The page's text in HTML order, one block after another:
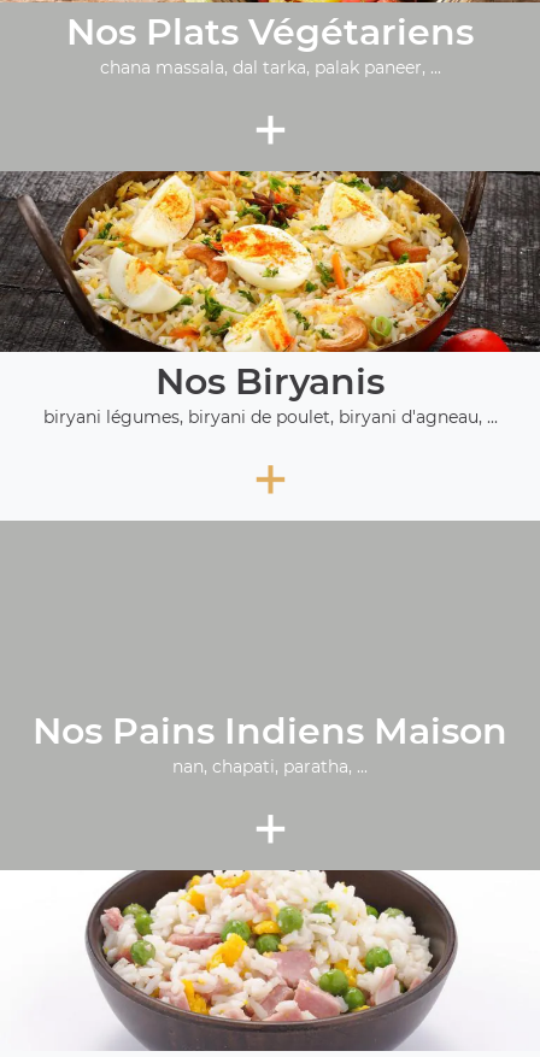
Nos Plats Végétariens
chana massala, dal tarka, palak paneer, ...
+
Nos Biryanis
biryani légumes, biryani de poulet, biryani d'agneau, ...
+
Nos Pains Indiens Maison
nan, chapati, paratha, ...
+